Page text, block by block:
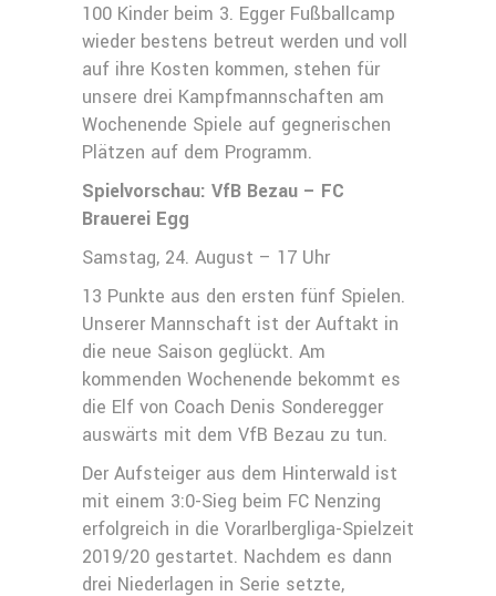
100 Kinder beim 3. Egger Fußballcamp
wieder bestens betreut werden und voll
auf ihre Kosten kommen, stehen für
unsere drei Kampfmannschaften am
Wochenende Spiele auf gegnerischen
Plätzen auf dem Programm.
Spielvorschau: VfB Bezau – FC
Brauerei Egg
Samstag, 24. August – 17 Uhr
13 Punkte aus den ersten fünf Spielen.
Unserer Mannschaft ist der Auftakt in
die neue Saison geglückt. Am
kommenden Wochenende bekommt es
die Elf von Coach Denis Sonderegger
auswärts mit dem VfB Bezau zu tun.
Der Aufsteiger aus dem Hinterwald ist
mit einem 3:0-Sieg beim FC Nenzing
erfolgreich in die Vorarlbergliga-Spielzeit
2019/20 gestartet. Nachdem es dann
drei Niederlagen in Serie setzte,